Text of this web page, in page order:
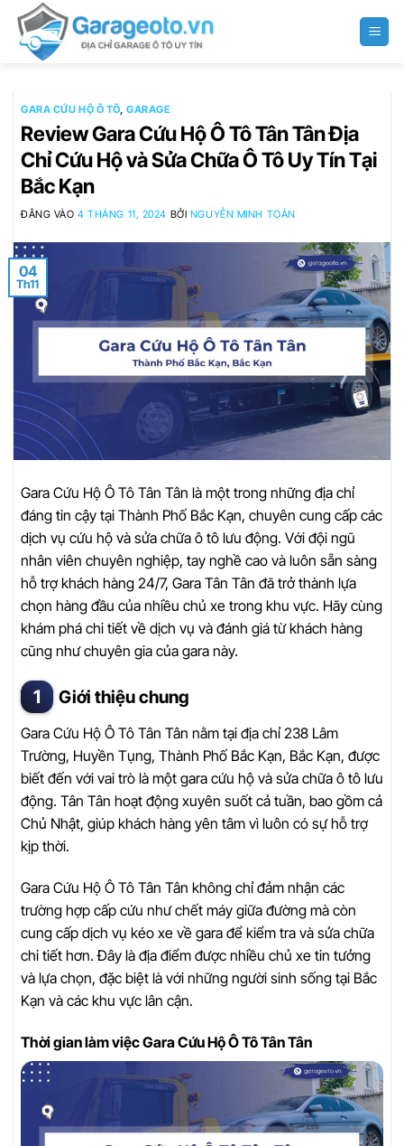
qua
GARA CỨU HỘ Ô TÔ,GARAGE
Review Gara Cứu Hộ Ô Tô Tân Tân Địa
Chỉ Cứu Hộ và Sửa Chữa Ô Tô Uy Tín Tại
Bắc Kạn
ĐĂNG VÀO4 THÁNG 11, 2024 BỞI NGUYỄN MINH TOÀN
04
Th11
Gara Cứu Hộ Ô Tô Tân Tân là một trong những địa chỉ
đáng tin cậy tại Thành Phố Bắc Kạn, chuyên cung cấp các
dịch vụ cứu hộ và sửa chữa ô tô lưu động. Với đội ngũ
nhân viên chuyên nghiệp, tay nghề cao và luôn sẵn sàng
hỗ trợ khách hàng 24/7, Gara Tân Tân đã trở thành lựa
chọn hàng đầu của nhiều chủ xe trong khu vực. Hãy cùng
khám phá chi tiết về dịch vụ và đánh giá từ khách hàng
cũng như chuyên gia của gara này.
Giới thiệu chung
Gara Cứu Hộ Ô Tô Tân Tân nằm tại địa chỉ 238 Lâm
Trường, Huyền Tụng, Thành Phố Bắc Kạn, Bắc Kạn, được
biết đến với vai trò là một gara cứu hộ và sửa chữa ô tô lưu
động. Tân Tân hoạt động xuyên suốt cả tuần, bao gồm cả
Chủ Nhật, giúp khách hàng yên tâm vì luôn có sự hỗ trợ
kịp thời.
Gara Cứu Hộ Ô Tô Tân Tân không chỉ đảm nhận các
trường hợp cấp cứu như chết máy giữa đường mà còn
cung cấp dịch vụ kéo xe về gara để kiểm tra và sửa chữa
chi tiết hơn. Đây là địa điểm được nhiều chủ xe tin tưởng
và lựa chọn, đặc biệt là với những người sinh sống tại Bắc
Kạn và các khu vực lân cận.
Thời gian làm việc Gara Cứu Hộ Ô Tô Tân Tân